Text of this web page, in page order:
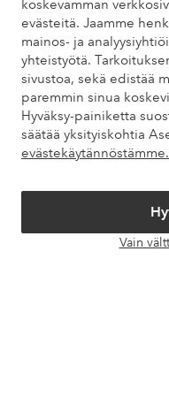
koskevamman
evästeitä. Jaamme
mainos- ja
yhteistyötä.
sivustoa, sekä edistää
paremmin sinua
Hyväksy-painiketta
säätää yksityiskohtia
evästekäytännöstämme.
Vain
Omat sivut
Tietoa Elloksesta
Palvelumme
Ystävät